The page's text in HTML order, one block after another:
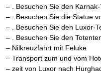
– . Besuchen Sie den
– . Besuchen Sie die Statue
– . Besuchen Sie den Luxor-
– . Besuchen Sie den
– Nilkreuzfahrt mit Feluke
– Transport zum und vom
– zeit von Luxor nach